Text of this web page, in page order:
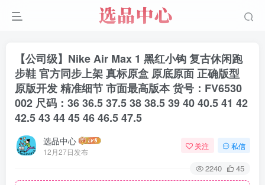
【公司级】Nike Air Max 1 黑红小钩 复古休闲跑
步鞋 官方同步上架 真标原盒 原底原面 正确版型
原版开发 精准细节 市面最高版本 货号：FV6530
002 尺码：36 36.5 37.5 38 38.5 39 40 40.5 41 42
42.5 43 44 45 46 46.5 47.5
选品中心
12月27日发布
关注 私信
2240 45